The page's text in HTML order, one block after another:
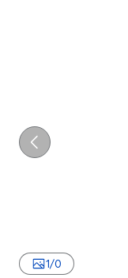
Previo
1/0